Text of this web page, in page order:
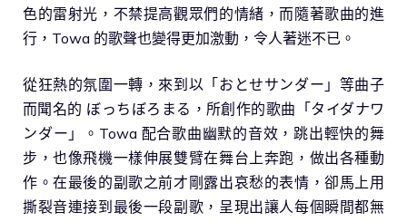
色的雷射光，不禁提高觀眾們的情緒，而隨著歌曲的進
行，Towa 的歌聲也變得更加激動，令人著迷不已。
從狂熱的氛圍一轉，來到以「おとせサンダー」等曲子
而聞名的 ぼっちぼろまる，所創作的歌曲「タイダナワ
ンダー」。Towa 配合歌曲幽默的音效，跳出輕快的舞
步，也像飛機一樣伸展雙臂在舞台上奔跑，做出各種動
作。在最後的副歌之前才剛露出哀愁的表情，卻馬上用
撕裂音連接到最後一段副歌，呈現出讓人每個瞬間都無